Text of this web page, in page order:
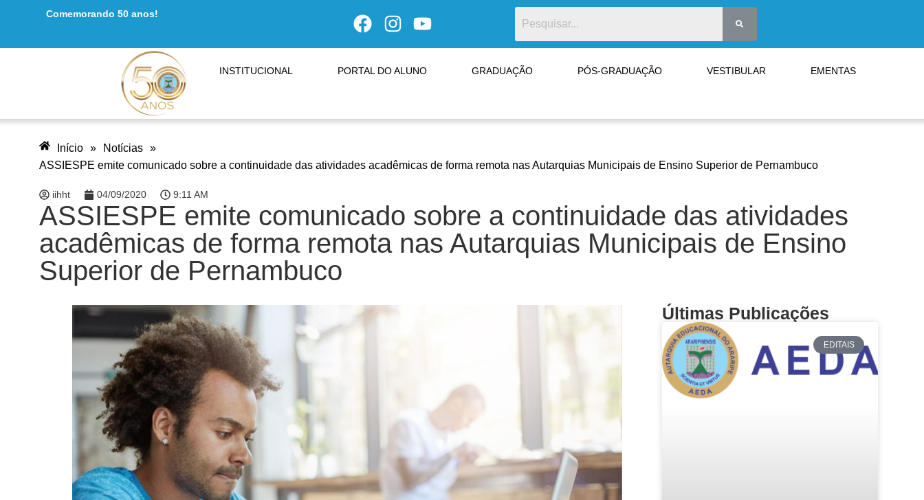
Comemorando 50 anos!
INSTITUCIONAL PORTAL DO ALUNO GRADUAÇÃO PÓS-GRADUAÇÃO VESTIBULAR EMENTAS
Início » Notícias »
ASSIESPE emite comunicado sobre a continuidade das atividades acadêmicas de forma remota nas Autarquias Municipais de Ensino Superior de Pernambuco
iihht 04/09/2020 9:11 AM
ASSIESPE emite comunicado sobre a continuidade das atividades
acadêmicas de forma remota nas Autarquias Municipais de Ensino
Superior de Pernambuco
Últimas Publicações
EDITAIS